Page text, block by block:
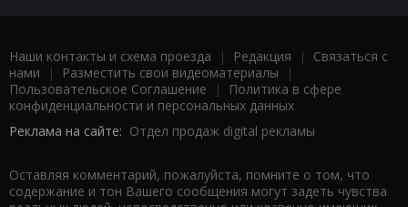
Наши контакты и схема проезда | Редакция | Связаться с
нами | Разместить свои видеоматериалы |
Пользовательское Соглашение |
Политика в сфере
конфиденциальности и персональных данных
Реклама на сайте: Отдел продаж digital рекламы
Оставляя комментарий, пожалуйста, помните о том, что
содержание и тон Вашего сообщения могут задеть чувства